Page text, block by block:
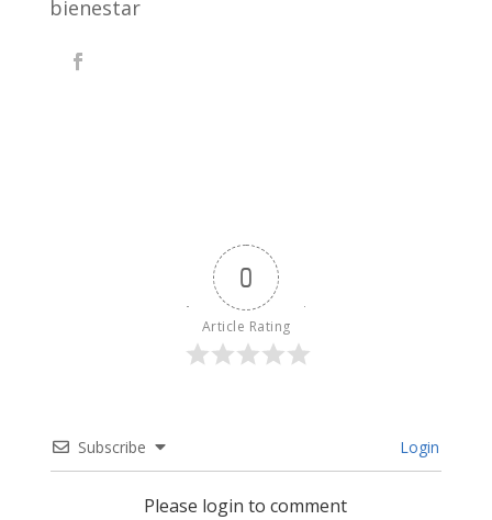
bienestar
0
Article Rating
Subscribe Login
Please login to comment